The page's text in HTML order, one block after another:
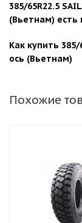
385/65R22.5
(Вьетнам) есть
Как купить 385/
ось (Вьетнам)
Похожие